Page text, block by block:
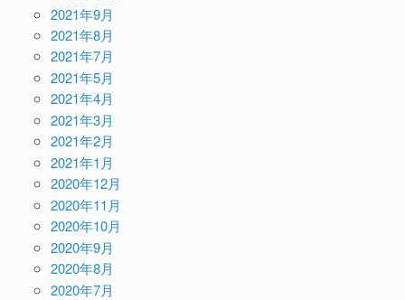
2021年9月
2021年8月
2021年7月
2021年5月
2021年4月
2021年3月
2021年2月
2021年1月
2020年12月
2020年11月
2020年10月
2020年9月
2020年8月
2020年7月